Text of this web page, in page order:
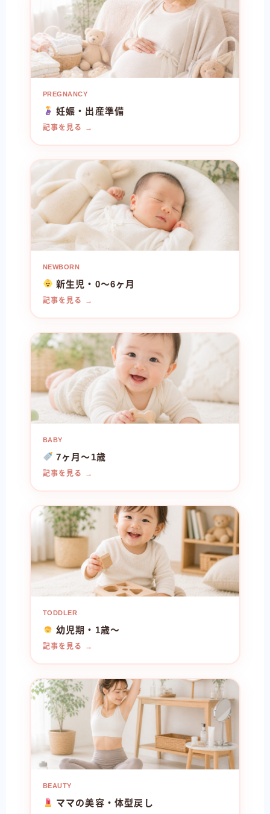
PREGNANCY
妊娠・出産準備
記事を見る →
NEWBORN
新生児・0〜6ヶ月
記事を見る →
BABY
7ヶ月〜1歳
記事を見る →
TODDLER
幼児期・1歳〜
記事を見る →
BEAUTY
ママの美容・体型戻し